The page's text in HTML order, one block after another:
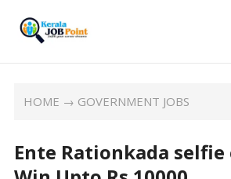
HOME → GOVERNMENT JOBS
Ente Rationkada